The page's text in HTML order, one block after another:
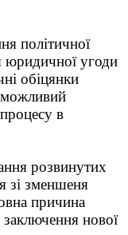
політичної
юридичної угоди
обіцянки
можливий
в
розвинутих
зі зменшеня
причина
заключення нової